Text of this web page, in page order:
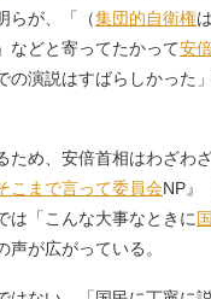
らが、「（集団的自衛権
などと寄ってたかって安
の演説はすばらしかった
ため、安倍首相はわざわ
こまで言って委員会NP』
は「こんな大事なときに
が広がっている。